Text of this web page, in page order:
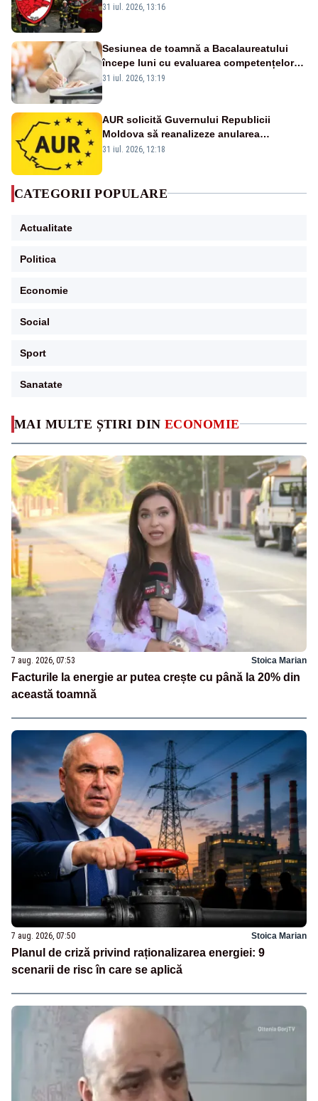
MAI MULTE ȘTIRI DIN ECONOMIE
7 aug. 2026, 07:53 Stoica Marian
Facturile la energie ar putea crește cu până la 20% din
această toamnă
7 aug. 2026, 07:50 Stoica Marian
Planul de criză privind raționalizarea energiei: 9
scenarii de risc în care se aplică
ului medical a murit, antrenorul Adrian
31 iul. 2026, 13:16
Sesiunea de toamnă a Bacalaureatului
începe luni cu evaluarea competențelor
orale la Limba română
31 iul. 2026, 13:19
AUR solicită Guvernului Republicii
Moldova să reanalizeze anularea
concertului de Ziua Limbii Române
31 iul. 2026, 12:18
CATEGORII POPULARE
Actualitate
Politica
Economie
Social
Sport
Sanatate